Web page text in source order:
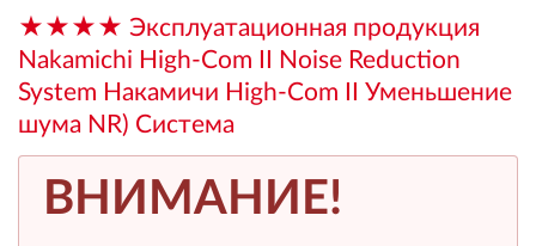
★★★★ Эксплуатационная продукция
Nakamichi High-Com II Noise Reduction
System Накамичи High-Com II Уменьшение
шума NR) Система
ВНИМАНИЕ!